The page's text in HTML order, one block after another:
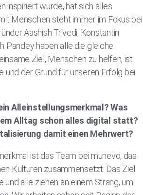
inspiriert wurde, hat sich alles
Menschen steht immer im Fokus bei
Aashish Trivedi, Konstantin
Pandey haben alle die gleiche
Ziel, Menschen zu helfen, ist
und der Grund für unseren Erfolg bei
Alleinstellungsmerkmal? Was
Alltag schon alles digital statt?
damit einen Mehrwert?
ist das Team bei munevo, das
Kulturen zusammensetzt. Das Ziel
und alle ziehen an einem Strang, um